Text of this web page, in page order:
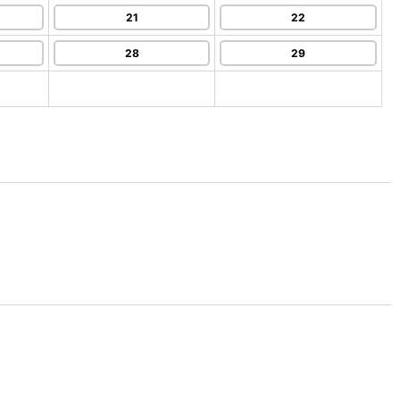
21 22
28 29